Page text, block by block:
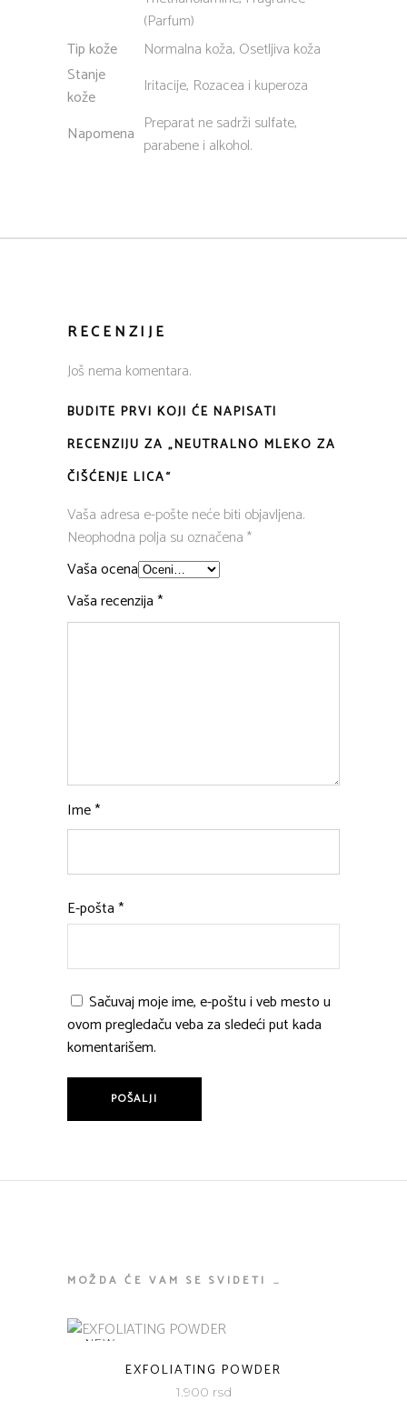
(Parfum)
Tip kože
Normalna koža, Osetljiva koža
Stanje
kože
Iritacije, Rozacea i kuperoza
Napomena Preparat ne sadrži sulfate,
parabene i alkohol.
RECENZIJE
Još nema komentara.
BUDITE PRVI KOJI ĆE NAPISATI
RECENZIJU ZA „NEUTRALNO MLEKO ZA
ČIŠĆENJE LICA“
Vaša adresa e-pošte neće biti objavljena.
Neophodna polja su označena*
Vaša ocena
Vaša recenzija*
Ime*
E-pošta*
Sačuvaj moje ime, e-poštu i veb mesto u
ovom pregledaču veba za sledeći put kada
komentarišem.
MOŽDA ĆE VAM SE SVIDETI …
NEW
EXFOLIATING POWDER
1.900 rsd